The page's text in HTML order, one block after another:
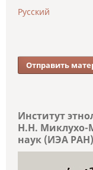
Русский
Отправить
Институт
Н.Н. Миклухо-
наук (ИЭА РАН)